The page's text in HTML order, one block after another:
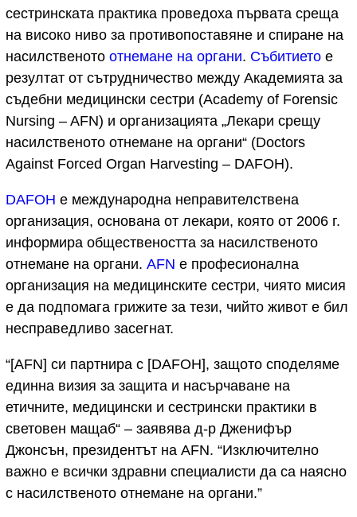
сестринската практика проведоха първата среща
на високо ниво за противопоставяне и спиране на
насилственото отнемане на органи. Събитието е
резултат от сътрудничество между Академията за
съдебни медицински сестри (Academy of Forensic
Nursing – AFN) и организацията „Лекари срещу
насилственото отнемане на органи“ (Doctors
Against Forced Organ Harvesting – DAFOH).
DAFOH е международна неправителствена
организация, основана от лекари, която от 2006 г.
информира обществеността за насилственото
отнемане на органи. AFN е професионална
организация на медицинските сестри, чиято мисия
е да подпомага грижите за тези, чийто живот е бил
несправедливо засегнат.
“[AFN] си партнира с [DAFOH], защото споделяме
единна визия за защита и насърчаване на
етичните, медицински и сестрински практики в
световен мащаб“ – заявява д-р Дженифър
Джонсън, президентът на AFN. “Изключително
важно е всички здравни специалисти да са наясно
с насилственото отнемане на органи.”